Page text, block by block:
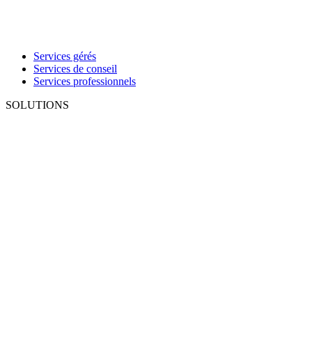
Services gérés
Services de conseil
Services professionnels
SOLUTIONS